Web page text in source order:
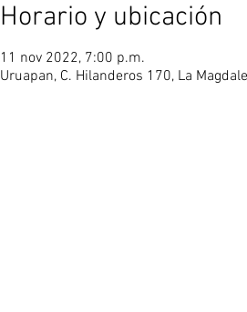
Horario y ubicación
11 nov 2022, 7:00 p.m.
Uruapan, C. Hilanderos 170, La